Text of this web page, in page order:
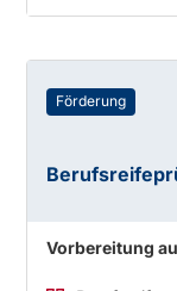
Förderung
Vorbereitung